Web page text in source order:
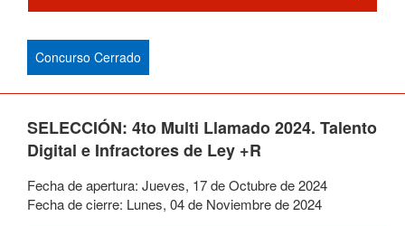
Concurso Cerrado
SELECCIÓN: 4to Multi Llamado 2024. Talento
Digital e Infractores de Ley +R
Fecha de apertura: Jueves, 17deOctubrede2024
Fecha de cierre: Lunes, 04de Noviembrede2024